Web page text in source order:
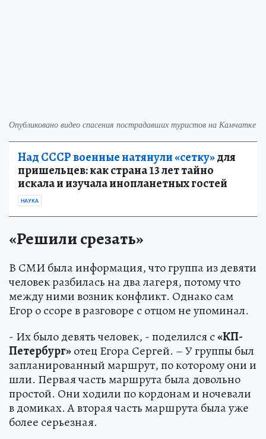
Опубликовано видео спасения пострадавших туристов на Камчатке
Над СССР военные натянули «сетку»для
пришельцев: как страна 13 лет тайно
искала и изучала инопланетных гостей
НАУКА
«Решили срезать»
В СМИ была информация, что группа из девяти
человек разбилась на два лагеря, потому что
между ними возник конфликт. Однако сам
Егор о ссоре в разговоре с отцом не упоминал.
- Их было девять человек, - поделился с«КП-
Петербург»отец Егора Сергей. – У группы был
запланированный маршрут, по которому они и
шли. Первая часть маршрута была довольно
простой. Они ходили по кордонам и ночевали
в домиках. А вторая часть маршрута была уже
более серьезная.